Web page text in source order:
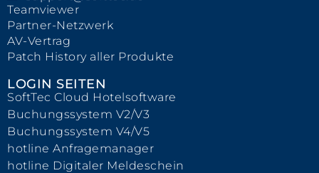
Teamviewer
Partner-Netzwerk
AV-Vertrag
Patch History aller Produkte
LOGIN SEITEN
SoftTec Cloud Hotelsoftware
Buchungssystem V2/V3
Buchungssystem V4/V5
hotline Anfragemanager
hotline Digitaler Meldeschein